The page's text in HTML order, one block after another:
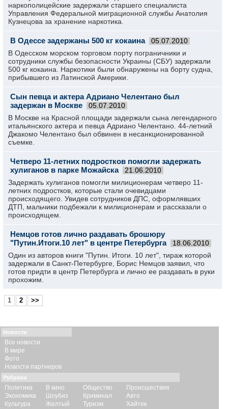
наркополицейские задержали старшего специалиста
Управления Федеральной миграционной службы Анатолия
Кузнецова за хранение наркотика.
В Одессе задержаны 500 кг кокаина 05.07.2010
В Одесском морском торговом порту пограничники и
сотрудники службы безопасности Украины (СБУ) задержали
500 кг кокаина. Наркотики были обнаружены на борту судна,
прибывшего из Латинской Америки.
Сын певца и актера Адриано Челентано был
задержан в Москве
05.07.2010
В Москве на Красной площади задержали сына легендарного
итальянского актера и певца Адриано Челентано. 44-летний
Джакомо Челентано был обвинен в несанкционированной
съемке.
Четверо 11-летних подростков помогли задержать
хулиганов в парке Можайска
21.06.2010
Задержать хулиганов помогли милиционерам четверо 11-
летних подростков, которые стали очевидцами
происходящего. Увидев сотрудников ДПС, оформлявших
ДТП, мальчики подбежали к милиционерам и рассказали о
происходящем.
Немцов готов лично раздавать брошюру
"Путин.Итоги.10 лет" в центре Петербурга
18.06.2010
Один из авторов книги "Путин. Итоги. 10 лет", тираж которой
задержали в Санкт-Петербурге, Борис Немцов заявил, что
готов придти в центр Петербурга и лично ее раздавать в руки
прохожим.
1 2 >>
Новости
Все новости
В мире
Фото
Новости партнеров
Рубрики
Политика
Экономика
Культура
В кино
Шоубиз
Желтый
Общество
Криминал
Туризм
Происшествия
Авто
Хайтек